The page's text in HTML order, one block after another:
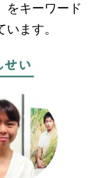
をキーワード
ます。